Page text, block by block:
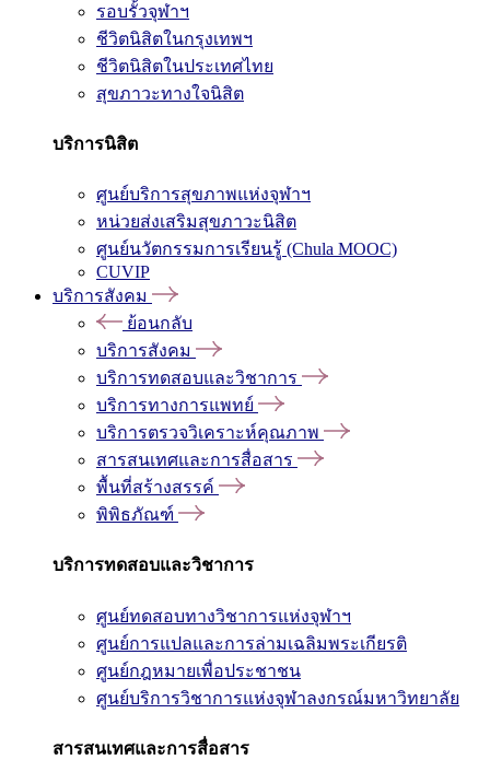
รอบรั้วจุฬาฯ
ชีวิตนิสิตในกรุงเทพฯ
ชีวิตนิสิตในประเทศไทย
สุขภาวะทางใจนิสิต
บริการนิสิต
ศูนย์บริการสุขภาพแห่งจุฬาฯ
หน่วยส่งเสริมสุขภาวะนิสิต
ศูนย์นวัตกรรมการเรียนรู้ (Chula MOOC)
CUVIP
บริการสังคม
ย้อนกลับ
บริการสังคม
บริการทดสอบและวิชาการ
บริการทางการแพทย์
บริการตรวจวิเคราะห์คุณภาพ
สารสนเทศและการสื่อสาร
พื้นที่สร้างสรรค์
พิพิธภัณฑ์
บริการทดสอบและวิชาการ
ศูนย์ทดสอบทางวิชาการแห่งจุฬาฯ
ศูนย์การแปลและการล่ามเฉลิมพระเกียรติ
ศูนย์กฎหมายเพื่อประชาชน
ศูนย์บริการวิชาการแห่งจุฬาลงกรณ์มหาวิทยาลัย
สารสนเทศและการสื่อสาร